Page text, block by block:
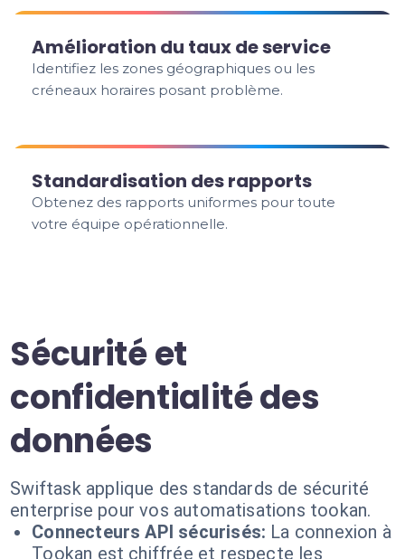
Amélioration du taux de service
Identifiez les zones géographiques ou les
créneaux horaires posant problème.
Standardisation des rapports
Obtenez des rapports uniformes pour toute
votre équipe opérationnelle.
Sécurité et
confidentialité des
données
Swiftask applique des standards de sécurité
enterprise pour vos automatisations tookan.
Connecteurs API sécurisés: La connexion à
Tookan est chiffrée et respecte les